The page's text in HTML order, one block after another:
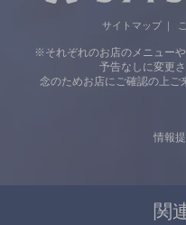
サイトマップ
※それぞれのお店のメニュー
予告なしに変更
念のためお店にご確認の上ご
情報
関